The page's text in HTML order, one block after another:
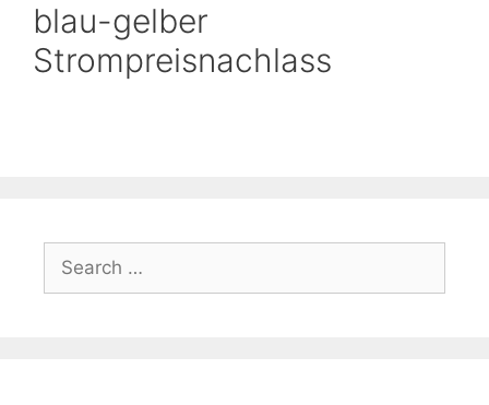
blau-gelber
Strompreisnachlass
Search
for: